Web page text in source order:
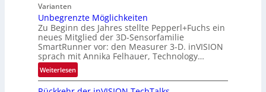
u
n
d
e
s
‘
Varianten
Unbegrenzte Möglichkeiten
Zu Beginn des Jahres stellte Pepperl+Fuchs ein
neues Mitglied der 3D-Sensorfamilie
SmartRunner vor: den Measurer 3-D. inVISION
sprach mit Annika Felhauer, Technology…
Weiterlesen:
U